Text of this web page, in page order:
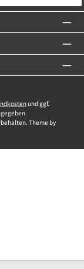
und ggf.
Theme by